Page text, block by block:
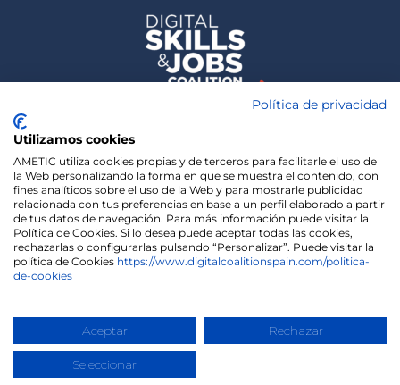
Copyright 2020 | Madisonmk
We use cookies on our website to give you the most
you consent to the use of ALL the cookies.
Cookie settings
Política de privacidad
Utilizamos cookies
AMETIC utiliza cookies propias y de terceros para facilitarle el uso de
la Web personalizando la forma en que se muestra el contenido, con
fines analíticos sobre el uso de la Web y para mostrarle publicidad
relacionada con tus preferencias en base a un perfil elaborado a partir
de tus datos de navegación. Para más información puede visitar la
Política de Cookies. Si lo desea puede aceptar todas las cookies,
rechazarlas o configurarlas pulsando “Personalizar”. Puede visitar la
política de Cookies https://www.digitalcoalitionspain.com/politica-
de-cookies
Aceptar Rechazar
Seleccionar